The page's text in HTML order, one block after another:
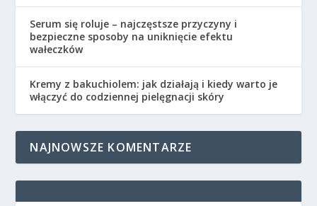
Serum się roluje – najczęstsze przyczyny i
bezpieczne sposoby na uniknięcie efektu
wałeczków
Kremy z bakuchiolem: jak działają i kiedy warto je
włączyć do codziennej pielęgnacji skóry
NAJNOWSZE KOMENTARZE